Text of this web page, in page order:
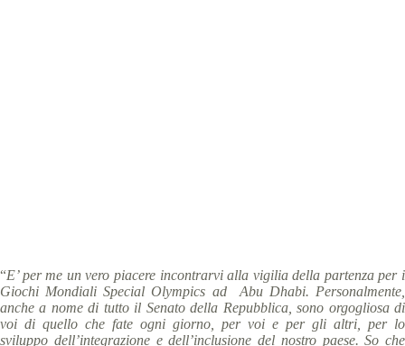
“E’ per me un vero piacere incontrarvi alla vigilia della partenza per i
Giochi Mondiali Special Olympics ad Abu Dhabi. Personalmente,
anche a nome di tutto il Senato della Repubblica, sono orgogliosa di
voi di quello che fate ogni giorno, per voi e per gli altri, per lo
sviluppo dell’integrazione e dell’inclusione del nostro paese. So che